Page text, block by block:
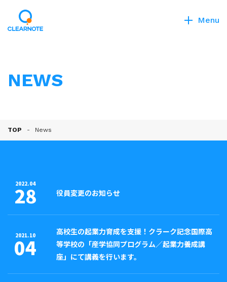
Menu
NEWS
TOP News
2022.04
28 役員変更のお知らせ
2021.10
04
高校生の起業力育成を支援！クラーク記念国際高
等学校の「産学協同プログラム／起業力養成講
座」にて講義を行います。